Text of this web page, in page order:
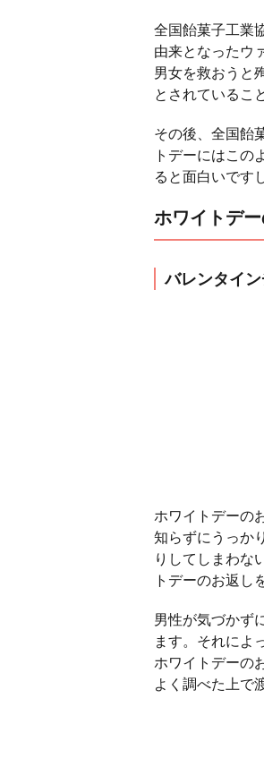
全国飴菓子工業
由来となったウ
男女を救おうと
とされているこ
その後、全国飴
トデーにはこの
ると面白いです
ホワイトデ
バレンタイ
ホワイトデーの
知らずにうっか
りしてしまわな
トデーのお返し
男性が気づかず
ます。それによ
ホワイトデーの
よく調べた上で